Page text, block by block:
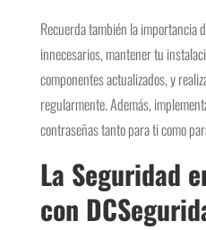
Recuerda también la importancia
innecesarios, mantener tu
componentes actualizados, y
regularmente. Además,
contraseñas tanto para ti como
La Seguridad
con